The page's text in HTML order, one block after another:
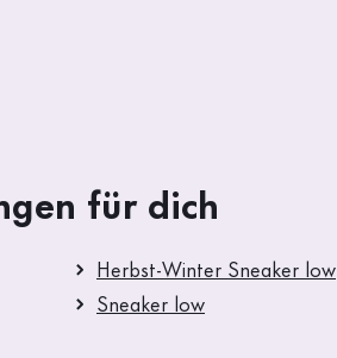
für dich
Herbst-Winter Sneaker low
Sneaker low